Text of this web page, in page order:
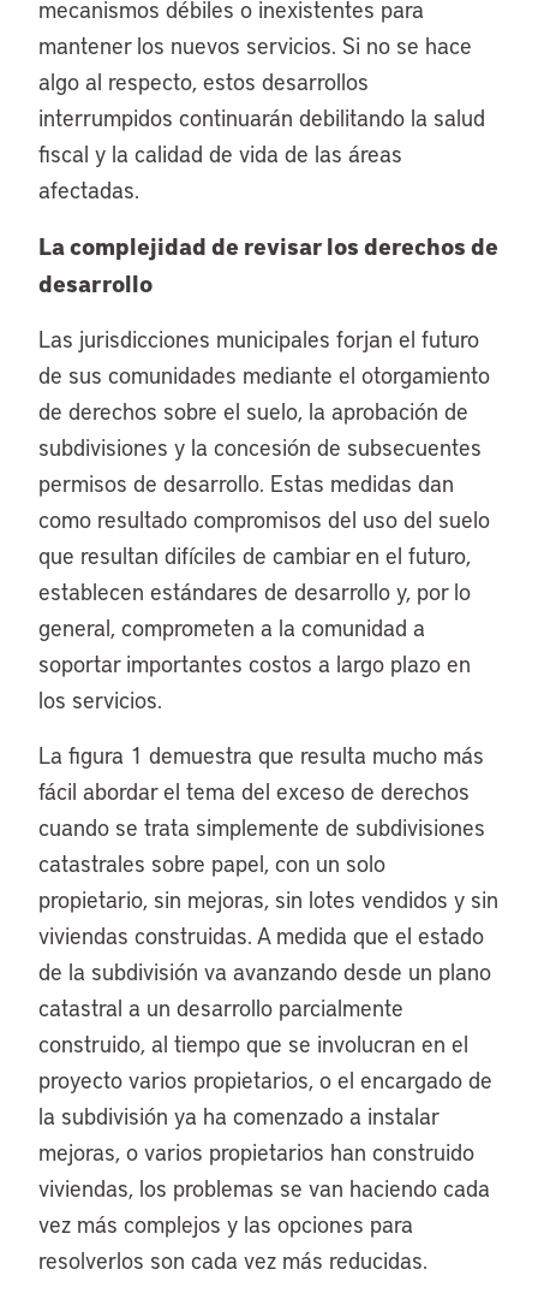
mecanismos débiles o inexistentes para
mantener los nuevos servicios. Si no se hace
algo al respecto, estos desarrollos
interrumpidos continuarán debilitando la salud
fiscal y la calidad de vida de las áreas
afectadas.
La complejidad de revisar los derechos de
desarrollo
Las jurisdicciones municipales forjan el futuro
de sus comunidades mediante el otorgamiento
de derechos sobre el suelo, la aprobación de
subdivisiones y la concesión de subsecuentes
permisos de desarrollo. Estas medidas dan
como resultado compromisos del uso del suelo
que resultan difíciles de cambiar en el futuro,
establecen estándares de desarrollo y, por lo
general, comprometen a la comunidad a
soportar importantes costos a largo plazo en
los servicios.
La figura 1 demuestra que resulta mucho más
fácil abordar el tema del exceso de derechos
cuando se trata simplemente de subdivisiones
catastrales sobre papel, con un solo
propietario, sin mejoras, sin lotes vendidos y sin
viviendas construidas. A medida que el estado
de la subdivisión va avanzando desde un plano
catastral a un desarrollo parcialmente
construido, al tiempo que se involucran en el
proyecto varios propietarios, o el encargado de
la subdivisión ya ha comenzado a instalar
mejoras, o varios propietarios han construido
viviendas, los problemas se van haciendo cada
vez más complejos y las opciones para
resolverlos son cada vez más reducidas.